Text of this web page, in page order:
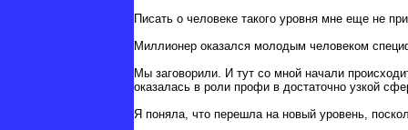
Писать о человеке такого уровня мне еще не
Миллионер оказался молодым человеком
Мы заговорили. И тут со мной начали
оказалась в роли профи в достаточно узкой
Я поняла, что перешла на новый уровень,